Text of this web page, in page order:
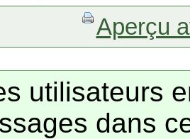
Aperçu
utilisateurs
dans